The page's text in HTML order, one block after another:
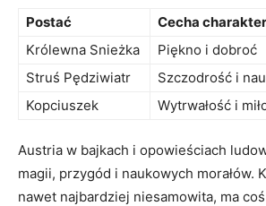
Postać
Cecha
Królewna​ Snieżka
Piękno i dobroć
Struś Pędziwiatr
Szczodrość i
Kopciuszek
Wytrwałość i
Austria w bajkach ⁢i opowieściach
magii, przygód i naukowych morałów.
⁤nawet najbardziej niesamowita, ma